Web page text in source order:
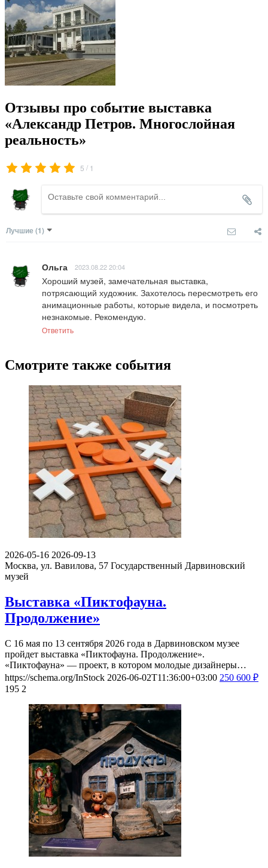
Отзывы про событие выставка
«Александр Петров. Многослойная
реальность»
5 / 1
Лучшие (1)
Ольга 2023.08.22 20:04
Хороший музей, замечательная выставка,
потрясающий художник. Захотелось пересмотреть его
анимационные работы, которые видела, и посмотреть
незнакомые. Рекомендую.
Ответить
Смотрите также события
2026-05-16 2026-09-13
Москва, ул. Вавилова, 57 Государственный Дарвиновский
музей
Выставка «Пиктофауна.
Продолжение»
С 16 мая по 13 сентября 2026 года в Дарвиновском музее
пройдет выставка «Пиктофауна. Продолжение».
«Пиктофауна» — проект, в котором молодые дизайнеры…
https://schema.org/InStock 2026-06-02T11:36:00+03:00 250 600 ₽
195 2